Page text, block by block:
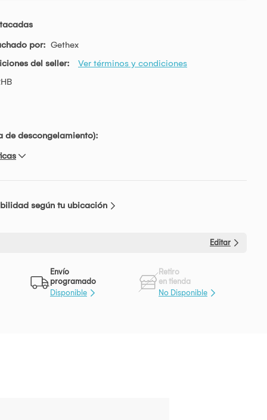
por: Gethex
del seller:
Ver términos y condiciones
de descongelamiento):
según tu ubicación
Editar
Envío
programado
Disponible
Retiro
en tienda
No Disponible